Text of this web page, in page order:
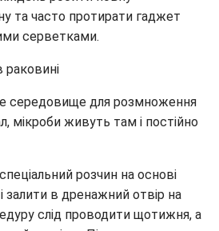
та часто протирати гаджет
серветками.
середовище для розмноження
мікроби живуть там і постійно
розчин на основі
залити в дренажний отвір на
слід проводити щотижня, а